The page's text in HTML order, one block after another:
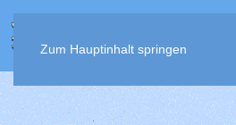
Zum Hauptinhalt springen